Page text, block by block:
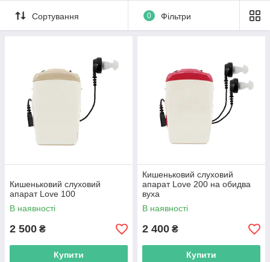
Сортування 0 Фільтри
Кишеньковий слуховий
апарат Love 100
В наявності
2 500 ₴
Купити
Кишеньковий слуховий
апарат Love 200 на обидва
вуха
В наявності
2 400 ₴
Купити